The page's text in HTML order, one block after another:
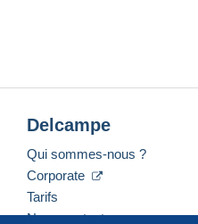
Delcampe
Qui sommes-nous ?
Corporate
Tarifs
Nous contacter